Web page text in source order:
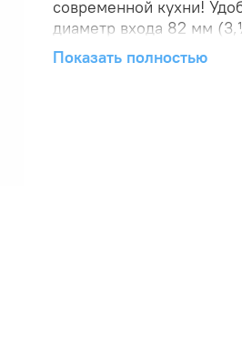
современной кухни!
диаметр входа 82 мм
комфортное
Безгофрированное
Показать полностью